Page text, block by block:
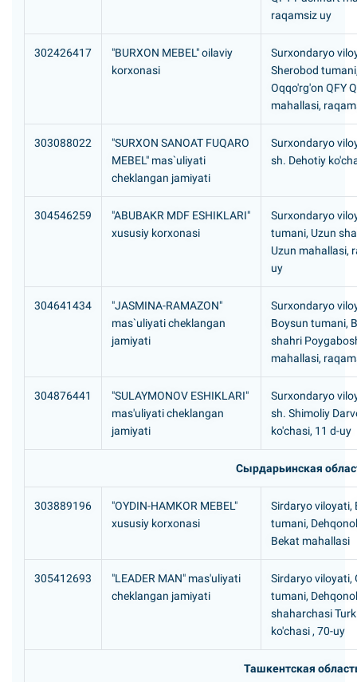
raqamsiz uy
302426417
"BURXON MEBEL" oilaviy
korxonasi
Surxondaryo
Sherobod
Oqqo'rg'on QFY
mahallasi,
303088022
"SURXON SANOAT FUQARO
MEBEL" mas`uliyati
cheklangan jamiyati
Surxondaryo
sh. Dehotiy
304546259
"ABUBAKR MDF ESHIKLARI"
xususiy korxonasi
Surxondaryo
tumani, Uzun
Uzun mahallasi,
uy
304641434
"JASMINA-RAMAZON"
mas`uliyati cheklangan
jamiyati
Surxondaryo
Boysun tumani,
shahri
mahallasi,
304876441
"SULAYMONOV ESHIKLARI"
mas'uliyati cheklangan
jamiyati
Surxondaryo
sh. Shimoliy
ko'chasi, 11 d-uy
Сырдарьинская
303889196
"OYDIN-HAMKOR MEBEL"
xususiy korxonasi
Sirdaryo viloyati,
tumani,
Bekat mahallasi
305412693
"LEADER MAN" mas'uliyati
cheklangan jamiyati
Sirdaryo viloyati,
tumani,
shaharchasi
ko'chasi , 70-uy
Ташкентская